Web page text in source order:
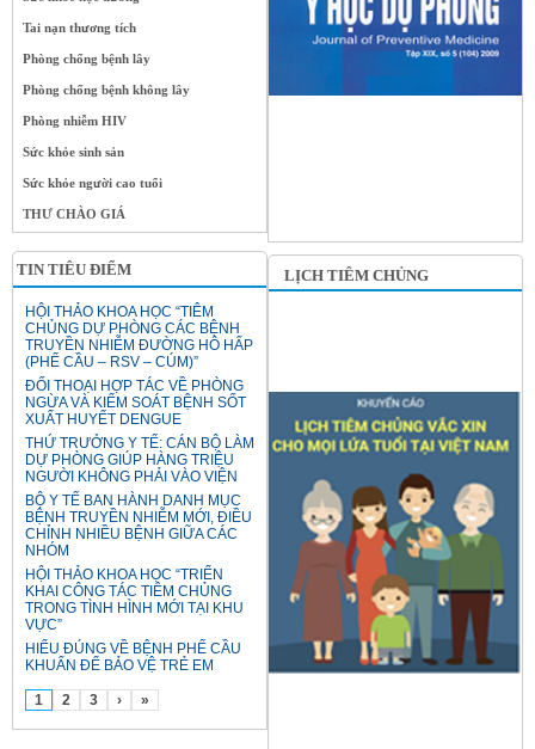
Tai nạn thương tích
Phòng chống bệnh lây
Phòng chống bệnh không lây
Phòng nhiễm HIV
Sức khỏe sinh sản
Sức khỏe người cao tuổi
THƯ CHÀO GIÁ
TIN TIÊU ĐIỂM
HỘI THẢO KHOA HỌC “TIÊM
CHỦNG DỰ PHÒNG CÁC BỆNH
TRUYỀN NHIỄM ĐƯỜNG HÔ HẤP
(PHẾ CẦU – RSV – CÚM)”
ĐỐI THOẠI HỢP TÁC VỀ PHÒNG
NGỪA VÀ KIỂM SOÁT BỆNH SỐT
XUẤT HUYẾT DENGUE
THỨ TRƯỞNG Y TẾ: CÁN BỘ LÀM
DỰ PHÒNG GIÚP HÀNG TRIỆU
NGƯỜI KHÔNG PHẢI VÀO VIỆN
BỘ Y TẾ BAN HÀNH DANH MỤC
BỆNH TRUYỀN NHIỄM MỚI, ĐIỀU
CHỈNH NHIỀU BỆNH GIỮA CÁC
NHÓM
HỘI THẢO KHOA HỌC “TRIỂN
KHAI CÔNG TÁC TIÊM CHỦNG
TRONG TÌNH HÌNH MỚI TẠI KHU
VỰC”
HIỂU ĐÚNG VỀ BỆNH PHẾ CẦU
KHUẨN ĐỂ BẢO VỆ TRẺ EM
1 2 3 › »
LỊCH TIÊM CHỦNG